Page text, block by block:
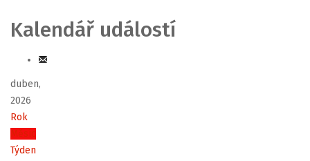
Kalendář událostí
duben,
2026
Rok
Měsíc
Týden